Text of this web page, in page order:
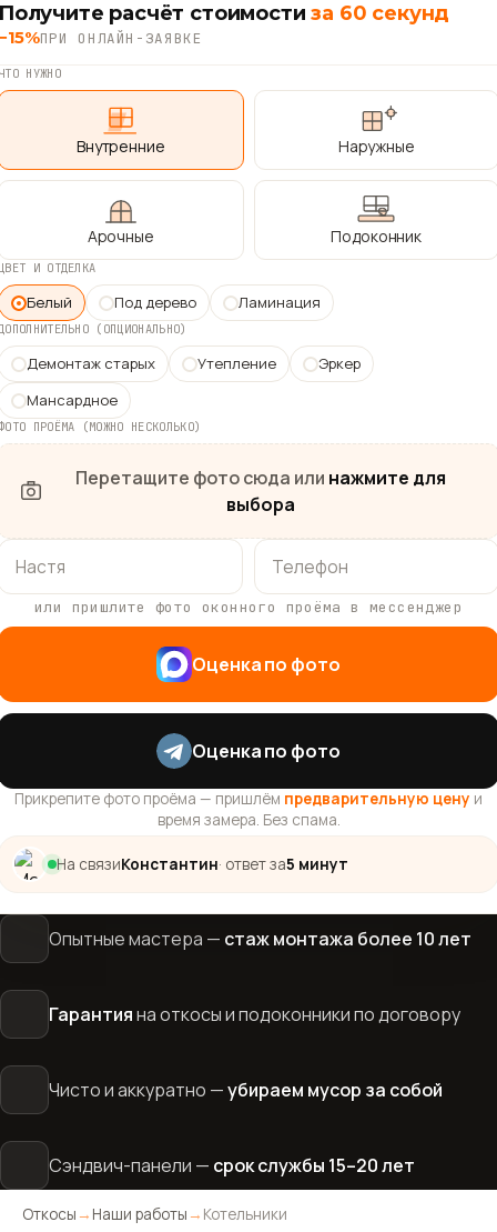
расчёт стоимостиза 60 секунд
ПРИ ОНЛАЙН-ЗАЯВКЕ
НУЖНО
Внутренние Наружные
Арочные Подоконник
И ОТДЕЛКА
Белый Под дерево Ламинация
(ОПЦИОНАЛЬНО)
Демонтаж старых Утепление
Эркер
Мансардное
ПРОЁМА (МОЖНО НЕСКОЛЬКО)
Перетащите фото сюда или нажмите для
выбора
или пришлите фото оконного проёма в мессенджер
Оценка по фото
Оценка по фото
Прикрепите фото проёма — пришлём предварительную цену и
время замера. Без спама.
На связиКонстантин· ответ за5 минут
Опытные мастера — стаж монтажа более 10 лет
Гарантияна откосы и подоконники по договору
Чисто и аккуратно —убираем мусор за собой
Сэндвич-панели — срок службы 15–20 лет
Откосы → Наши работы → Котельники